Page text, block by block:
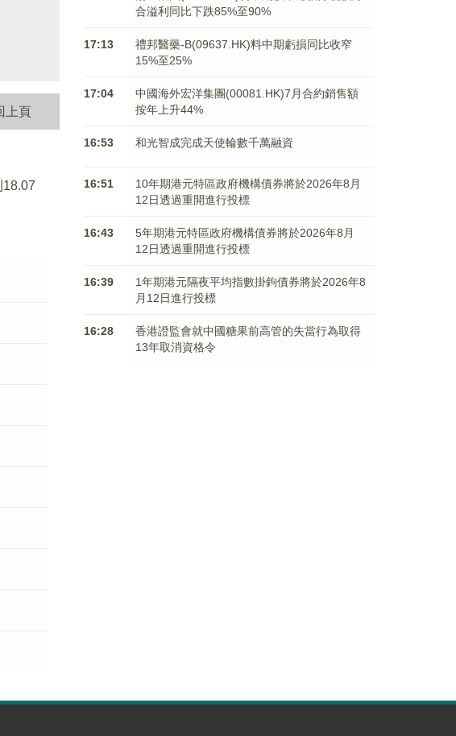
上頁
合溢利同比下跌85%至90%
17:13
禮邦醫藥-B(09637.HK)料中期虧損同比收窄
15%至25%
17:04
中國海外宏洋集團(00081.HK)7月合約銷售額
按年上升44%
16:53 和光智成完成天使輪數千萬融資
16:51
10年期港元特區政府機構債券將於2026年8月
12日透過重開進行投標
16:43
5年期港元特區政府機構債券將於2026年8月
12日透過重開進行投標
16:39
1年期港元隔夜平均指數掛鉤債券將於2026年8
月12日進行投標
16:28
香港證監會就中國糖果前高管的失當行為取得
13年取消資格令